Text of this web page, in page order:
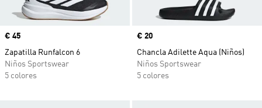
Precio
€ 45
Zapatilla Runfalcon 6
Niños Sportswear
5 colores
Precio
€ 20
Chancla Adilette Aqua (Niños)
Niños Sportswear
5 colores